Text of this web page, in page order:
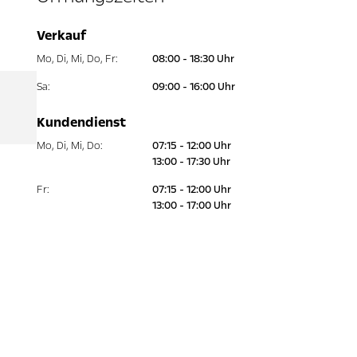
Verkauf
Mo, Di, Mi, Do, Fr:
08:00 - 18:30 Uhr
Sa: 09:00 - 16:00 Uhr
Kundendienst
Mo, Di, Mi, Do:
07:15 - 12:00 Uhr
13:00 - 17:30 Uhr
Fr:
07:15 - 12:00 Uhr
13:00 - 17:00 Uhr